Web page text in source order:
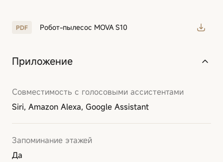
Робот-пылесос MOVA S10
Приложение
Совместимость с голосовыми ассистентами
Siri, Amazon Alexa, Google Assistant
Запоминание этажей
Да